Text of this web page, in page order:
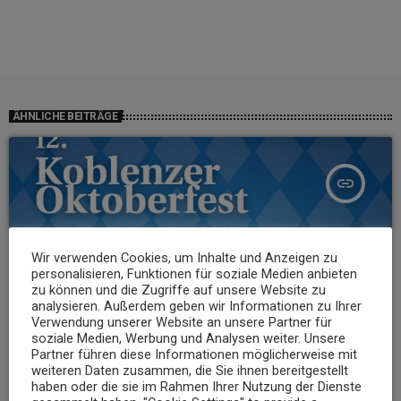
ÄHNLICHE BEITRÄGE
insert_link
Wir verwenden Cookies, um Inhalte und Anzeigen zu
personalisieren, Funktionen für soziale Medien anbieten
zu können und die Zugriffe auf unsere Website zu
analysieren. Außerdem geben wir Informationen zu Ihrer
Verwendung unserer Website an unsere Partner für
soziale Medien, Werbung und Analysen weiter. Unsere
Partner führen diese Informationen möglicherweise mit
weiteren Daten zusammen, die Sie ihnen bereitgestellt
haben oder die sie im Rahmen Ihrer Nutzung der Dienste